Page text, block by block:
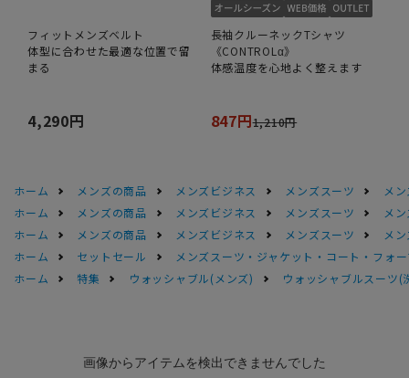
フィットメンズベルト
体型に合わせた最適な位置で留
まる
4,290円
長袖クルーネックTシャツ
《CONTROLα》
体感温度を心地よく整えます
847円1,210円
ホーム メンズの商品 メンズビジネス メンズスーツ
メ
ホーム
メンズの商品 メンズビジネス メンズスーツ
メ
ホーム
メンズの商品 メンズビジネス メンズスーツ
メ
ホーム
セットセール
メンズスーツ・ジャケット・コート・フォ
ホーム
特集 ウォッシャブル(メンズ) ウォッシャブルスーツ(